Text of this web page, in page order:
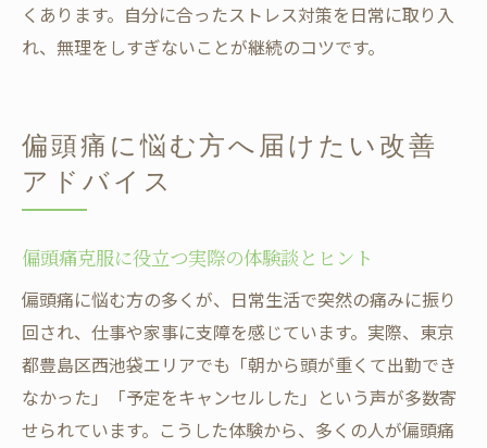
くあります。自分に合ったストレス対策を日常に取り入
れ、無理をしすぎないことが継続のコツです。
偏頭痛に悩む方へ届けたい改善
アドバイス
偏頭痛克服に役立つ実際の体験談とヒント
偏頭痛に悩む方の多くが、日常生活で突然の痛みに振り
回され、仕事や家事に支障を感じています。実際、東京
都豊島区西池袋エリアでも「朝から頭が重くて出勤でき
なかった」「予定をキャンセルした」という声が多数寄
せられています。こうした体験から、多くの人が偏頭痛